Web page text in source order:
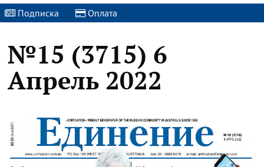
Подписка | Оплата |
№15 (3715) 6
Апрель 2022